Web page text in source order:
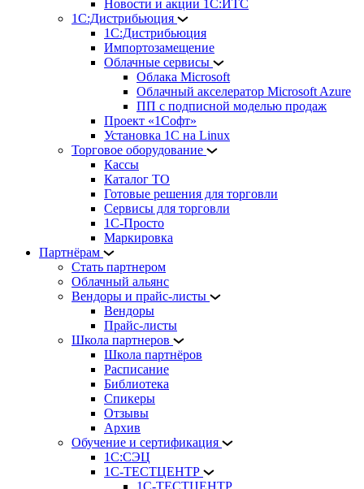
Новости и акции 1С:ИТС
1С:Дистрибьюция
1С:Дистрибьюция
Импортозамещение
Облачные сервисы
Облака Microsoft
Облачный акселератор Microsoft Azure
ПП с подписной моделью продаж
Проект «1Софт»
Установка 1С на Linux
Торговое оборудование
Кассы
Каталог ТО
Готовые решения для торговли
Сервисы для торговли
1С-Просто
Маркировка
Партнёрам
Стать партнером
Облачный альянс
Вендоры и прайс-листы
Вендоры
Прайс-листы
Школа партнеров
Школа партнёров
Расписание
Библиотека
Спикеры
Отзывы
Архив
Обучение и сертификация
1С:СЭЦ
1С-ТЕСТЦЕНТР
1С-ТЕСТЦЕНТР